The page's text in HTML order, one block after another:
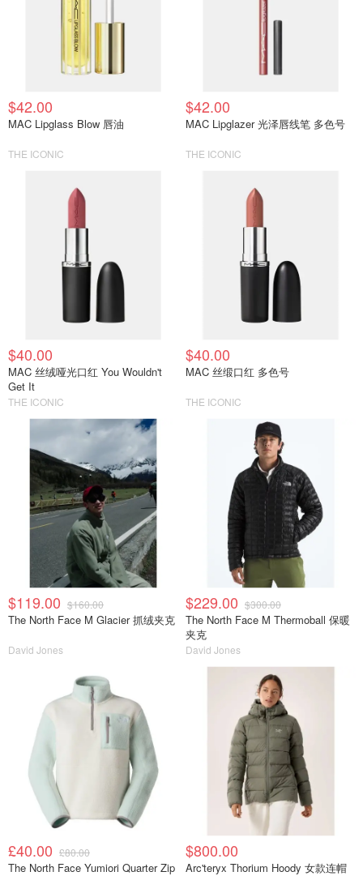
$42.00
MAC Lipglass Blow 唇油
THE ICONIC
$42.00
MAC Lipglazer 光泽唇线笔 多色号
THE ICONIC
$40.00
MAC 丝绒哑光口红 You Wouldn't
Get It
THE ICONIC
$40.00
MAC 丝缎口红 多色号
THE ICONIC
$119.00 $160.00
The North Face M Glacier 抓绒夹克
David Jones
$229.00 $300.00
The North Face M Thermoball 保暖
夹克
David Jones
£40.00 £80.00
The North Face Yumiori Quarter Zip
$800.00
Arc'teryx Thorium Hoody 女款连帽